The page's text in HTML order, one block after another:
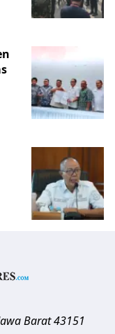
Barat 43151